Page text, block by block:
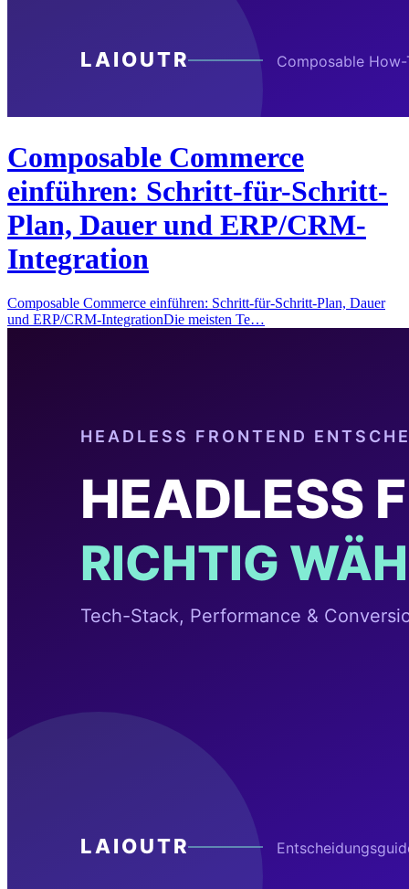
Composable Commerce
einführen: Schritt-für-Schritt-
Plan, Dauer und ERP/CRM-
Integration
Composable Commerce einführen: Schritt-für-Schritt-Plan, Dauer
und ERP/CRM-IntegrationDie meisten Te…